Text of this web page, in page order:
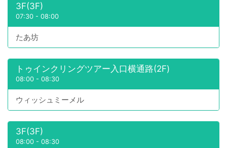
3F(3F)
07:30 - 08:00
たあ坊
トゥインクリングツアー入口横通路(2F)
08:00 - 08:30
ウィッシュミーメル
3F(3F)
08:00 - 08:30